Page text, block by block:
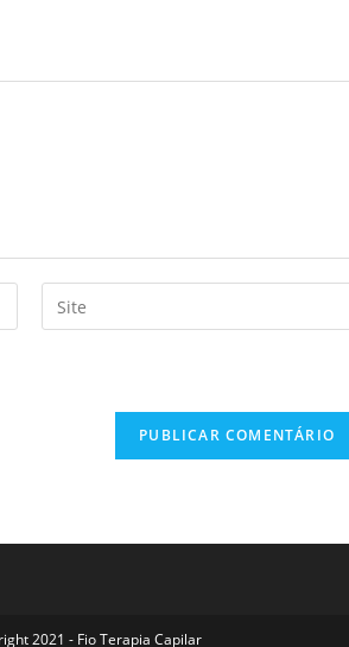
2021 - Fio Terapia Capilar